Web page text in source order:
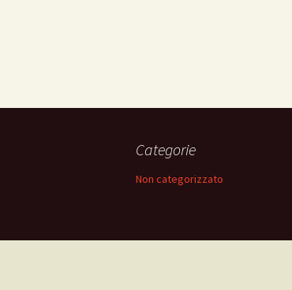
Categorie
Non categorizzato